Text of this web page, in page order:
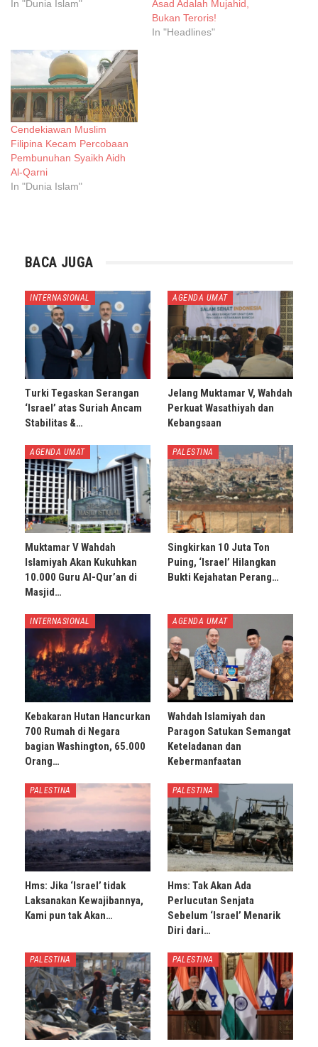
In "Dunia Islam"
Asad Adalah Mujahid,
Bukan Teroris!
In "Headlines"
Cendekiawan Muslim
Filipina Kecam Percobaan
Pembunuhan Syaikh Aidh
Al-Qarni
In "Dunia Islam"
BACA JUGA
INTERNASIONAL
Turki Tegaskan Serangan
‘Israel’ atas Suriah Ancam
Stabilitas &…
AGENDA UMAT
Jelang Muktamar V, Wahdah
Perkuat Wasathiyah dan
Kebangsaan
AGENDA UMAT
Muktamar V Wahdah
Islamiyah Akan Kukuhkan
10.000 Guru Al-Qur’an di
Masjid…
PALESTINA
Singkirkan 10 Juta Ton
Puing, ‘Israel’ Hilangkan
Bukti Kejahatan Perang…
INTERNASIONAL
Kebakaran Hutan Hancurkan
700 Rumah di Negara
bagian Washington, 65.000
Orang…
AGENDA UMAT
Wahdah Islamiyah dan
Paragon Satukan Semangat
Keteladanan dan
Kebermanfaatan
PALESTINA
Hms: Jika ‘Israel’ tidak
Laksanakan Kewajibannya,
Kami pun tak Akan…
PALESTINA
Hms: Tak Akan Ada
Perlucutan Senjata
Sebelum ‘Israel’ Menarik
Diri dari…
PALESTINA PALESTINA